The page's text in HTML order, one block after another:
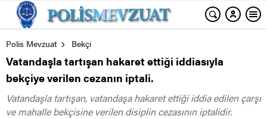
Polis Mevzuat Bekçi
Vatandaşla tartışan hakaret ettiği iddiasıyla
bekçiye verilen cezanın iptali.
Vatandaşla tartışan, vatandaşa hakaret ettiği iddia edilen çarşı
ve mahalle bekçisine verilen disiplin cezasının iptalidir.